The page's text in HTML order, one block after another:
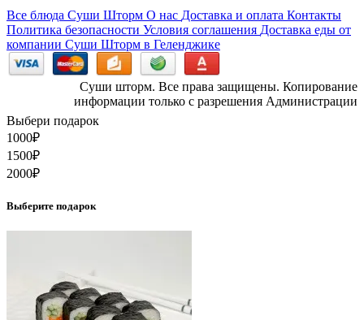
Все блюда Суши Шторм О нас Доставка и оплата Контакты
Политика безопасности Условия соглашения Доставка еды от
компании Суши Шторм в Геленджике
Суши шторм. Все права защищены. Копирование
информации только с разрешения Администрации
Выбери подарок
1000₽
1500₽
2000₽
Выберите подарок